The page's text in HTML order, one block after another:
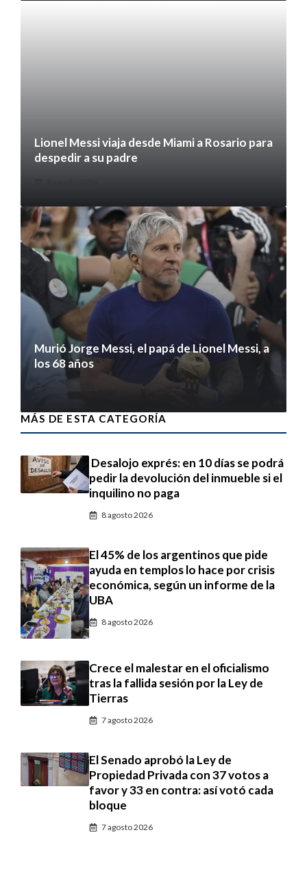
Lionel Messi viaja desde Miami a Rosario para
despedir a su padre
Murió Jorge Messi, el papá de Lionel Messi, a
los 68 años
MÁS DE ESTA CATEGORÍA
Desalojo exprés: en 10 días se podrá
pedir la devolución del inmueble si el
inquilino no paga
8 agosto 2026
El 45% de los argentinos que pide
ayuda en templos lo hace por crisis
económica, según un informe de la
UBA
8 agosto 2026
Crece el malestar en el oficialismo
tras la fallida sesión por la Ley de
Tierras
7 agosto 2026
El Senado aprobó la Ley de
Propiedad Privada con 37 votos a
favor y 33 en contra: así votó cada
bloque
7 agosto 2026